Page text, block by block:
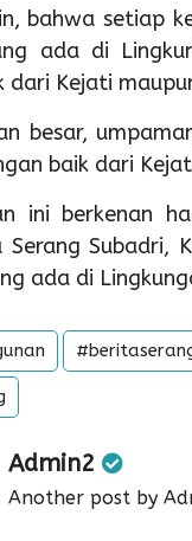
bahwa setiap
ada di
dari Kejati
besar,
baik dari
ini berkenan
Subadri,
ada di
Admin2
Another post by